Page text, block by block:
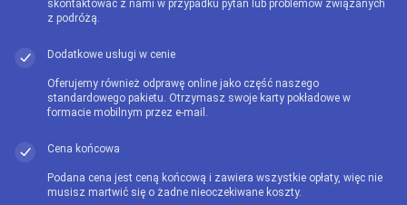
skontaktować z nami w przypadku pytań lub problemów związanych
z podróżą.
Dodatkowe usługi w cenie
Oferujemy również odprawę online jako część naszego
standardowego pakietu. Otrzymasz swoje karty pokładowe w
formacie mobilnym przez e-mail.
Cena końcowa
Podana cena jest ceną końcową i zawiera wszystkie opłaty, więc nie
musisz martwić się o żadne nieoczekiwane koszty.